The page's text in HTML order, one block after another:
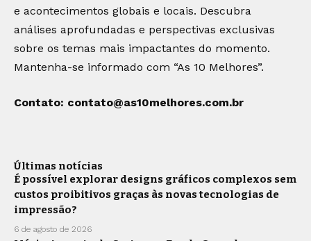
e acontecimentos globais e locais. Descubra
análises aprofundadas e perspectivas exclusivas
sobre os temas mais impactantes do momento.
Mantenha-se informado com “As 10 Melhores”.
Contato: contato@as10melhores.com.br
Últimas notícias
É possível explorar designs gráficos complexos sem
custos proibitivos graças às novas tecnologias de
impressão?
6 de agosto de 2026